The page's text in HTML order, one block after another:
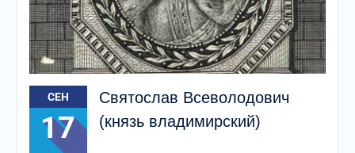
СЕН
17
Святослав Всеволодович
(князь владимирский)